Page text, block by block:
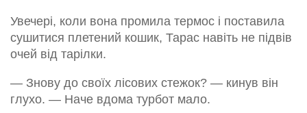
Увечері, коли вона промила термос і поставила
сушитися плетений кошик, Тарас навіть не підвів
очей від тарілки.
— Знову до своїх лісових стежок? — кинув він
глухо. — Наче вдома турбот мало.